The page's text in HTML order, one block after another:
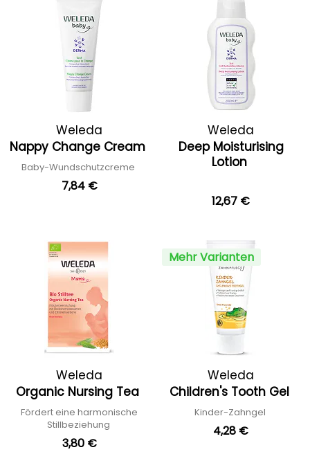
Weleda
Nappy Change Cream
Baby-Wundschutzcreme
7,84 €
Weleda
Deep Moisturising
Lotion
12,67 €
Weleda
Organic Nursing Tea
Fördert eine harmonische
Stillbeziehung
3,80 €
Mehr Varianten
Weleda
Children's Tooth Gel
Kinder-Zahngel
4,28 €